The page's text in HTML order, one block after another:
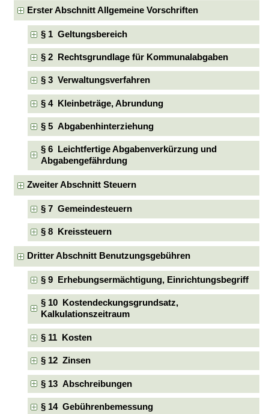
Erster Abschnitt Allgemeine Vorschriften
§ 1 Geltungsbereich
§ 2 Rechtsgrundlage für Kommunalabgaben
§ 3 Verwaltungsverfahren
§ 4 Kleinbeträge, Abrundung
§ 5 Abgabenhinterziehung
§ 6 Leichtfertige Abgabenverkürzung und
Abgabengefährdung
Zweiter Abschnitt Steuern
§ 7 Gemeindesteuern
§ 8 Kreissteuern
Dritter Abschnitt Benutzungsgebühren
§ 9 Erhebungsermächtigung, Einrichtungsbegriff
§ 10 Kostendeckungsgrundsatz,
Kalkulationszeitraum
§ 11 Kosten
§ 12 Zinsen
§ 13 Abschreibungen
§ 14 Gebührenbemessung